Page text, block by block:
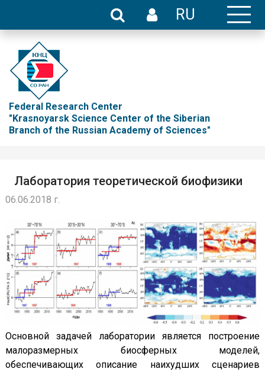
RU
Federal Research Center
"Krasnoyarsk Science Center of the Siberian
Branch of the Russian Academy of Sciences"
Лаборатория теоретической биофизики
06.06.2018 г.
Основной задачей лаборатории является построение
малоразмерных биосферных моделей,
обеспечивающих описание наихудших сценариев